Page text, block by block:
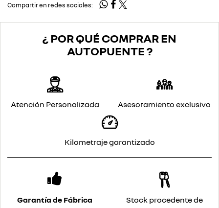
Compartir en redes sociales:
¿ POR QUÉ COMPRAR EN
AUTOPUENTE ?
Atención Personalizada Asesoramiento exclusivo
Kilometraje garantizado
Garantía de Fábrica
Stock procedente de